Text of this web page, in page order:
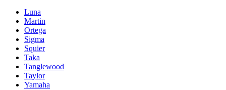
Luna
Martin
Ortega
Sigma
Squier
Taka
Tanglewood
Taylor
Yamaha